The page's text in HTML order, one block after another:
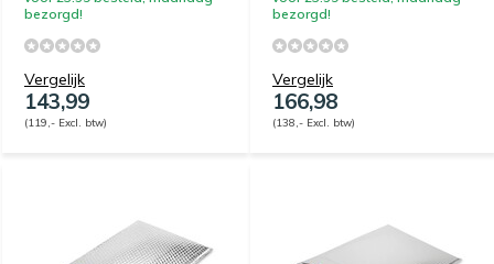
bezorgd!
Vergelijk
143,99
(119,- Excl. btw)
bezorgd!
Vergelijk
166,98
(138,- Excl. btw)